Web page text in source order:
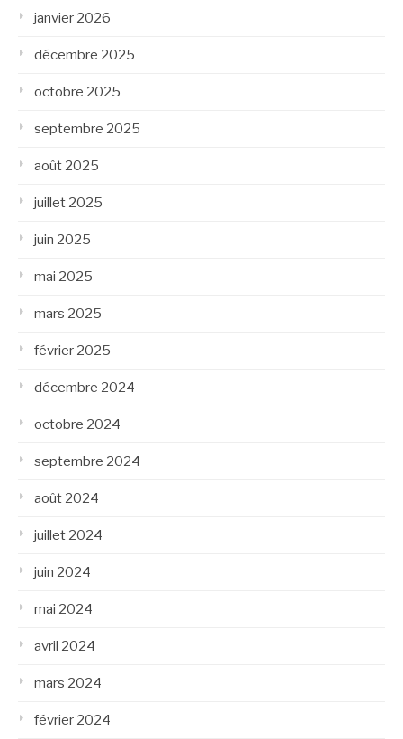
janvier 2026
décembre 2025
octobre 2025
septembre 2025
août 2025
juillet 2025
juin 2025
mai 2025
mars 2025
février 2025
décembre 2024
octobre 2024
septembre 2024
août 2024
juillet 2024
juin 2024
mai 2024
avril 2024
mars 2024
février 2024